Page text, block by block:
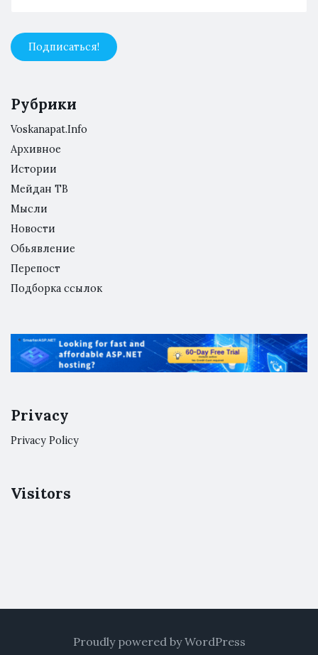
Рубрики
Voskanapat.Info
Архивное
Истории
Мейдан ТВ
Мысли
Новости
Обьявление
Перепост
Подборка ссылок
Privacy
Privacy Policy
Visitors
Proudly powered by WordPress